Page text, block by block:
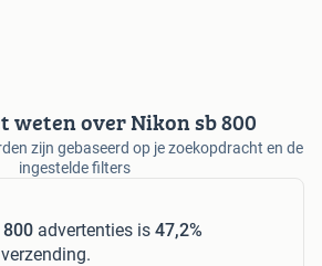
weten over Nikon sb 800
zijn gebaseerd op je zoekopdracht en de
ingestelde filters
800 advertenties is 47,2%